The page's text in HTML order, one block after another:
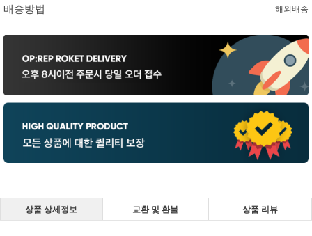
배송방법 해외배송
상품 상세정보 교환 및 환불 상품 리뷰